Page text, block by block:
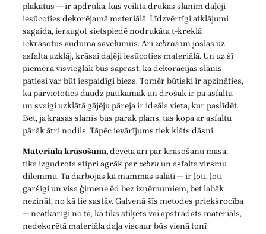
plakātus — ir apdruka, kas veikta drukas slānim daļēji
iesūcoties dekorējamā materiālā. Līdzvērtīgi atklājumi
sagaida, ieraugot sietspiedē nodrukāta t-kreklā
iekrāsotus auduma savēlumus. Arīzebrasun joslas uz
asfalta uzklāj, krāsai daļēji iesūcoties materiālā. Un uz šī
piemēra visvieglāk būs saprast, ka dekorācijas slānis
patiesi var būt iespaidīgi biezs. Tomēr būtiski ir apzināties,
ka pārvietoties daudz patīkamāk un drošāk ir pa asfaltu
un svaigi uzklātā gājēju pāreja ir ideāla vieta, kur paslīdēt.
Bet, ja krāsas slānis būs pārāk plāns, tas kopā ar asfaltu
pārāk ātri nodils. Tāpēc ievārījums tiek klāts dāsni.
Materiāla krāsošana,dēvēta arī par krāsošanu masā,
tika izgudrota stipri agrāk parzebruun asfalta virsmu
dilemmu. Tā darbojas kā mammas salāti — ir ļoti, ļoti
garšīgi un visa ģimene ēd bez izņēmumiem, bet labāk
nezināt, no kā tie sastāv. Galvenā šīs metodes priekšrocība
— neatkarīgi no tā, kā tiks stiķēts vai apstrādāts materiāls,
nedekorētā materiāla daļa viscaur būs vienā tonī